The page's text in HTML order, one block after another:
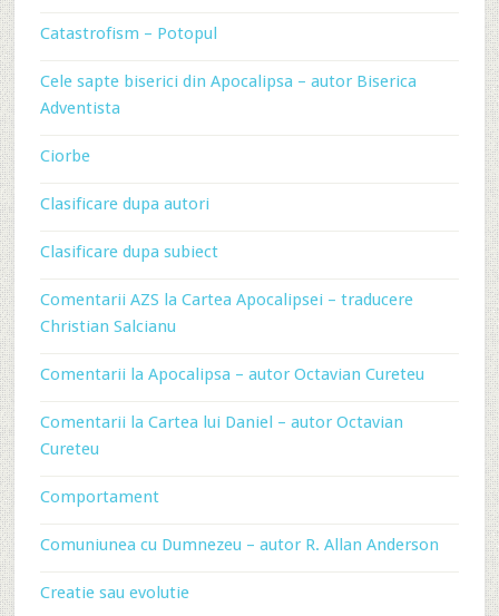
Catastrofism – Potopul
Cele sapte biserici din Apocalipsa – autor Biserica
Adventista
Ciorbe
Clasificare dupa autori
Clasificare dupa subiect
Comentarii AZS la Cartea Apocalipsei – traducere
Christian Salcianu
Comentarii la Apocalipsa – autor Octavian Cureteu
Comentarii la Cartea lui Daniel – autor Octavian
Cureteu
Comportament
Comuniunea cu Dumnezeu – autor R. Allan Anderson
Creatie sau evolutie